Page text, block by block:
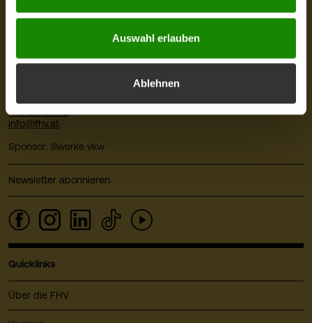
Auswahl erlauben
Ablehnen
Kontakt
CAMPUS V, Hochschulstraße 1
+43 5572 792
info@fhv.at
Sponsor: illwerke vkw
Newsletter abonnieren
Quicklinks
Über die FHV